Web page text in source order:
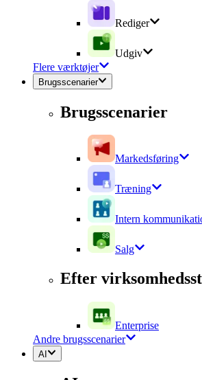
Rediger
Udgiv
Flere værktøjer
Brugsscenarier
Brugsscenarier
Markedsføring
Træning
Intern
Salg
Efter
Enterprise
Andre brugsscenarier
AI